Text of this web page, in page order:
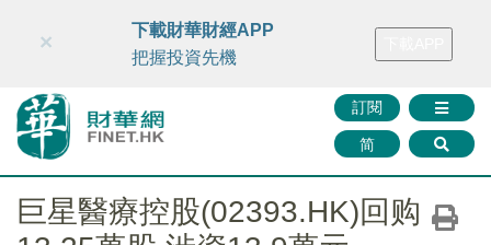
財華智庫網 FINTV FINMETA 財華證券 媒體矩陣
訂閱
简
×
下載財華財經APP
把握投資先機
巨星醫療控股(02393.HK)回购